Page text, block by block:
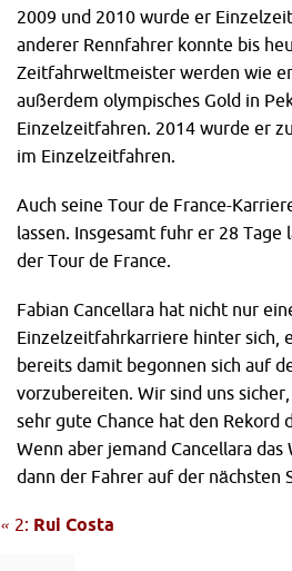
2009 und 2010 wurde er
anderer Rennfahrer konnte bis
Zeitfahrweltmeister werden wie
außerdem olympisches Gold in
Einzelzeitfahren. 2014 wurde er
im Einzelzeitfahren.
Auch seine Tour de France-
lassen. Insgesamt fuhr er 28 Tage
der Tour de France.
Fabian Cancellara hat nicht nur
Einzelzeitfahrkarriere hinter sich,
bereits damit begonnen sich auf
vorzubereiten. Wir sind uns sicher,
sehr gute Chance hat den
Wenn aber jemand Cancellara das
dann der Fahrer auf der nächsten
« 2: Rui Costa